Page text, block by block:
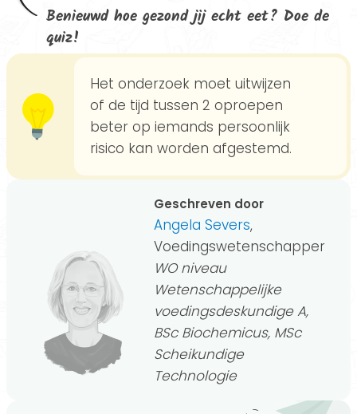
Benieuwd hoe gezond jij echt eet? Doe de
quiz!
Het onderzoek moet uitwijzen
of de tijd tussen 2 oproepen
beter op iemands persoonlijk
risico kan worden afgestemd.
Geschreven door
Angela Severs,
Voedingswetenschapper
WO niveau
Wetenschappelijke
voedingsdeskundige A,
BSc Biochemicus, MSc
Scheikundige
Technologie